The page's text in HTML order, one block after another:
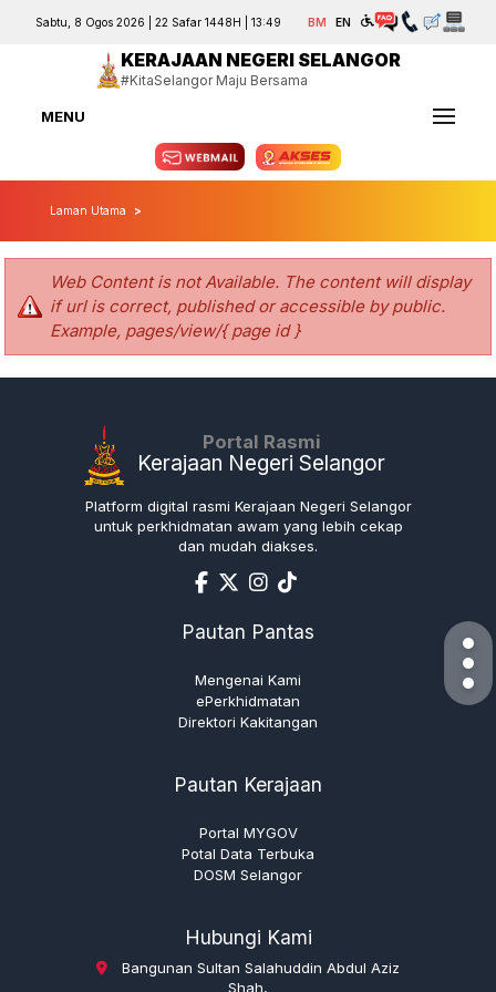
Sabtu, 8 Ogos 2026 | 22 Safar 1448H | 13:49 BM EN
KERAJAAN NEGERI SELANGOR
#KitaSelangor Maju Bersama
MENU
Laman Utama
Web Content is not Available. The content will display
if url is correct, published or accessible by public.
Example, pages/view/{ page id }
Portal Rasmi
Kerajaan Negeri Selangor
Platform digital rasmi Kerajaan Negeri Selangor
untuk perkhidmatan awam yang lebih cekap
dan mudah diakses.
Pautan Pantas
Mengenai Kami
ePerkhidmatan
Direktori Kakitangan
Pautan Kerajaan
Portal MYGOV
Potal Data Terbuka
DOSM Selangor
Hubungi Kami
Bangunan Sultan Salahuddin Abdul Aziz
Shah,